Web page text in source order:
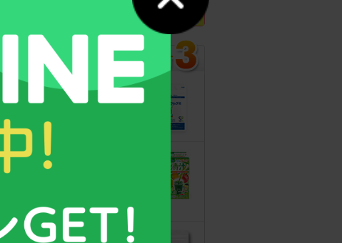
カルシウムグミ
13年連続モンド
守る力を高める
こども食育グミ